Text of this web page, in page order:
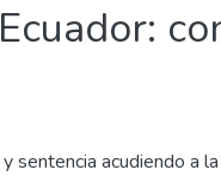
sentencia acudiendo a